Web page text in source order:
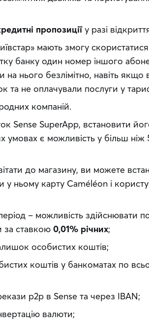
пропозиціїу разі
мають змогу
банку один номер іншого
на нього безлімітно, навіть якщо
та не оплачували послуги у
компаній.
Sense SuperApp, встановити
умовах є можливість у більш
до магазину, ви можете
ньому карту Caméléon і
– можливість здійснювати
за ставкою 0,01% річних;
особистих коштів;
коштів у банкоматах по
p2p в Sense та через IBAN;
валюти;